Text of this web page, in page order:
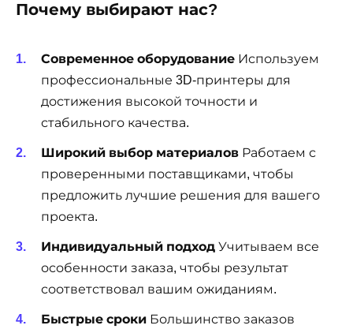
Почему выбирают нас?
Современное оборудование Используем
профессиональные 3D-принтеры для
достижения высокой точности и
стабильного качества.
Широкий выбор материалов Работаем с
проверенными поставщиками, чтобы
предложить лучшие решения для вашего
проекта.
Индивидуальный подход Учитываем все
особенности заказа, чтобы результат
соответствовал вашим ожиданиям.
Быстрые сроки Большинство заказов